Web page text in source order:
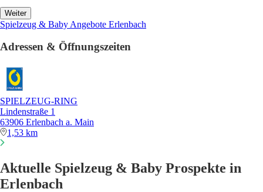
Weiter
Spielzeug & Baby Angebote Erlenbach
Adressen & Öffnungszeiten
SPIELZEUG-RING
Lindenstraße 1
63906 Erlenbach a. Main
1,53 km
Aktuelle Spielzeug & Baby Prospekte in
Erlenbach